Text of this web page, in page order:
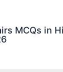
MCQs in